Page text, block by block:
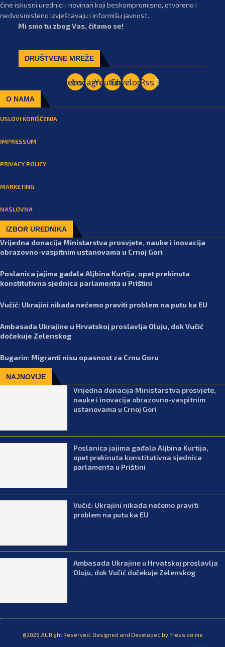
čine iskusni urednici i novinari koji beskompromisno, otvoreno i
nedvosmisleno izvještavaju i informišu javnost.
Mi smo tu zbog Vas, čitamo se!
DRUŠTVENE MREŽE
Facebook
Instagram
YoutubeEnvelopeRss
O NAMA
USLOVI KORIŠĆENJA
IMPRESSUM
PRIVACY POLICY
MARKETING
NASLOVNA
IZBOR UREDNIKA
Vrijedna donacija Ministarstva prosvjete, nauke i inovacija
obrazovno-vaspitnim ustanovama u Crnoj Gori
Poslanica jajima gađala Aljbina Kurtija, opet prekinuta
konstitutivna sjednica parlamenta u Prištini
Vučić: Ukrajini nikada nećemo praviti problem na putu ka EU
Ambasada Ukrajine u Hrvatskoj proslavlja Oluju, dok Vučić
dočekuje Zelenskog
Bugarin: Migranti nisu opasnost za Crnu Goru
NAJNOVIJE
Vrijedna donacija Ministarstva prosvjete,
nauke i inovacija obrazovno-vaspitnim
ustanovama u Crnoj Gori
Poslanica jajima gađala Aljbina Kurtija,
opet prekinuta konstitutivna sjednica
parlamenta u Prištini
Vučić: Ukrajini nikada nećemo praviti
problem na putu ka EU
Ambasada Ukrajine u Hrvatskoj proslavlja
Oluju, dok Vučić dočekuje Zelenskog
@2026.All Right Reserved. Designed and Developed by Press.co.me